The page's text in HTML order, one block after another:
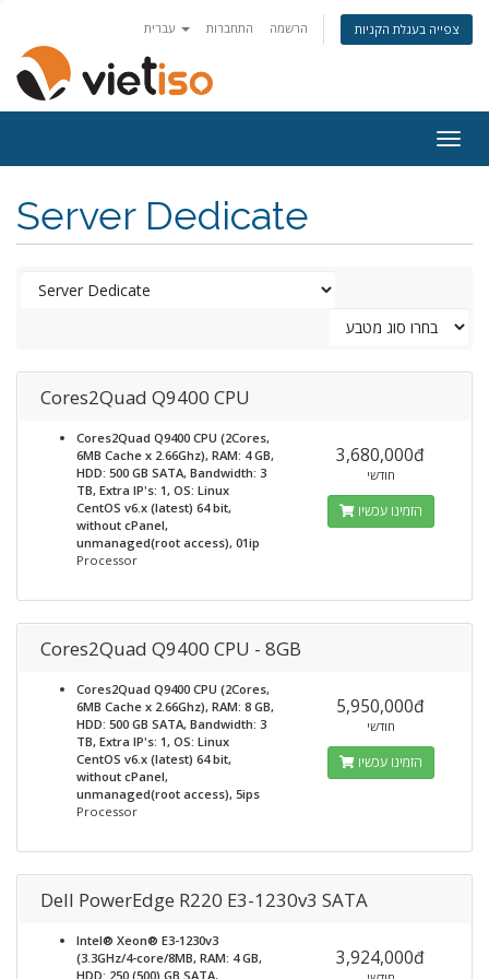
התחברות הרשמה צפייה בעגלת הקניות
Server Dedicate
Cores2Quad Q9400 CPU
Cores2Quad Q9400 CPU (2Cores,
6MB Cache x 2.66Ghz), RAM: 4 GB,
HDD: 500 GB SATA, Bandwidth: 3
TB, Extra IP's: 1, OS: Linux
CentOS v6.x (latest) 64 bit,
without cPanel,
unmanaged(root access), 01ip
Processor
3,680,000đ
חודשי
הזמינו עכשיו
Cores2Quad Q9400 CPU - 8GB
Cores2Quad Q9400 CPU (2Cores,
6MB Cache x 2.66Ghz), RAM: 8 GB,
HDD: 500 GB SATA, Bandwidth: 3
TB, Extra IP's: 1, OS: Linux
CentOS v6.x (latest) 64 bit,
without cPanel,
unmanaged(root access), 5ips
Processor
5,950,000đ
חודשי
הזמינו עכשיו
Dell PowerEdge R220 E3-1230v3 SATA
Intel® Xeon® E3-1230v3
(3.3GHz/4-core/8MB, RAM: 4 GB,
HDD: 250 (500) GB SATA,
3,924,000đ